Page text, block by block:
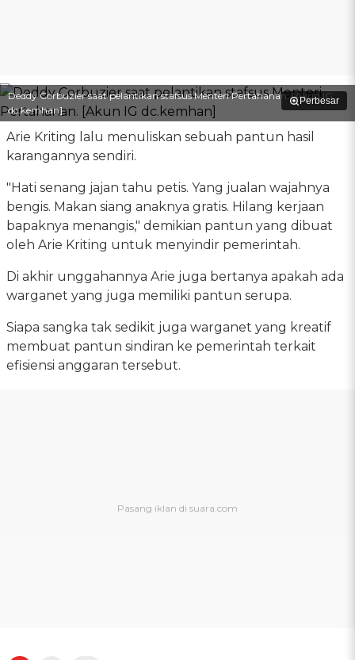
Perbesar
Deddy Corbuzier saat pelantikan stafsus Menteri Pertahanan. [Akun IG
dc.kemhan]
Arie Kriting lalu menuliskan sebuah pantun hasil
karangannya sendiri.
"Hati senang jajan tahu petis. Yang jualan wajahnya
bengis. Makan siang anaknya gratis. Hilang kerjaan
bapaknya menangis," demikian pantun yang dibuat
oleh Arie Kriting untuk menyindir pemerintah.
Di akhir unggahannya Arie juga bertanya apakah ada
warganet yang juga memiliki pantun serupa.
Siapa sangka tak sedikit juga warganet yang kreatif
membuat pantun sindiran ke pemerintah terkait
efisiensi anggaran tersebut.